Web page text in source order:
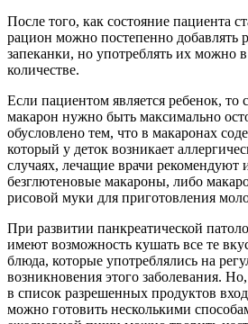
После того, как состояние пациента
рацион можно постепенно добавлять
запеканки, но употреблять их можно
количестве.
Если пациентом является ребенок, то
макарон нужно быть максимально
обусловлено тем, что в макаронах
который у деток возникает
случаях, лечащие врачи рекомендуют
безглютеновые макароны, либо
рисовой муки для приготовления
При развитии панкреатической
имеют возможность кушать все те
блюда, которые употреблялись на
возникновения этого заболевания.
в список разрешенных продуктов
можно готовить несколькими